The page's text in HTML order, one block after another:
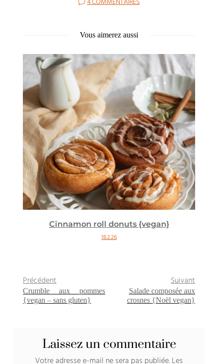
4 COMMENTAIRES
Vous aimerez aussi
Cinnamon roll donuts {vegan}
18.2.26
Précédent
Crumble aux pommes
{vegan – sans gluten}
Suivant
Salade composée aux
crosnes {Noël vegan}
Laissez un commentaire
Votre adresse e-mail ne sera pas publiée.Les